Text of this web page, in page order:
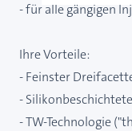
- für alle gängigen
Ihre Vorteile:
- Feinster
-
- TW-Technologie